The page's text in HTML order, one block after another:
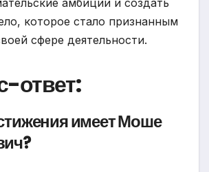
амбиции и создать
которое стало признанным
сфере деятельности.
ответ:
имеет Моше